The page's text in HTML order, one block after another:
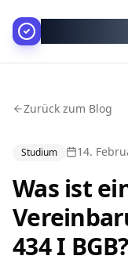
Zurück zum Blog
Studium 14.
Was ist
434 I BGB?